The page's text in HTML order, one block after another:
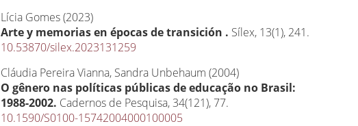
Lícia Gomes (2023)
Arte y memorias en épocas de transición . Sílex, 13(1), 241.
10.53870/silex.2023131259
Cláudia Pereira Vianna, Sandra Unbehaum (2004)
O gênero nas políticas públicas de educação no Brasil:
1988-2002. Cadernos de Pesquisa, 34(121), 77.
10.1590/S0100-15742004000100005